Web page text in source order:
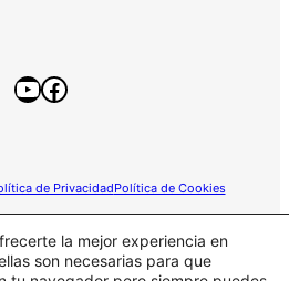
YouTube
Facebook
de PrivacidadPolítica de Cookies
la mejor experiencia en
son necesarias para que